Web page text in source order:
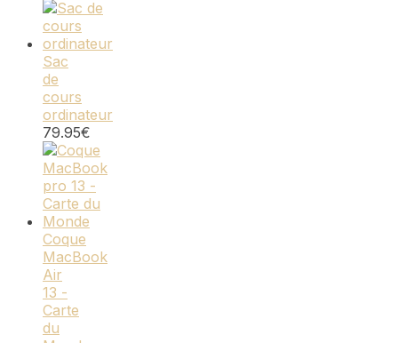
Sac
de
cours
ordinateur
79.95€
Coque
MacBook
Air
13 -
Carte
du